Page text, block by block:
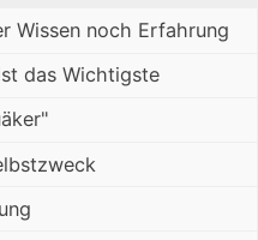
Wissen noch Erfahrung
das Wichtigste